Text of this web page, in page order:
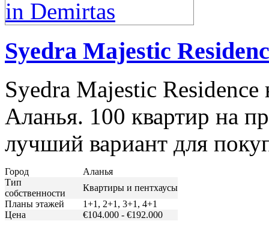
Syedra Majestic
Syedra Majestic
Аланья. 100 квартир на
лучший вариант для
Город
Аланья
Тип
собственности
Квартиры и пентхаусы
Планы этажей
1+1, 2+1, 3+1, 4+1
Цена
€104.000 - €192.000